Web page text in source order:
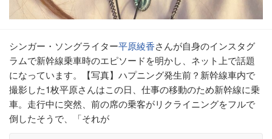
シンガー・ソングライター平原綾香さんが自身のインスタグ
ラムで新幹線乗車時のエピソードを明かし、ネット上で話題
になっています。【写真】ハプニング発生前？新幹線車内で
撮影した1枚平原さんはこの日、仕事の移動のため新幹線に乗
車。走行中に突然、前の席の乗客がリクライニングをフルで
倒したそうで、「それが